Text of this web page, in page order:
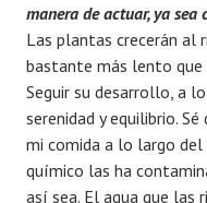
manera de actuar, ya sea
Las plantas crecerán al
bastante más lento
Seguir su desarrollo, a
serenidad y equilibrio.
mi comida a lo largo del
químico las ha
así sea. El agua que las